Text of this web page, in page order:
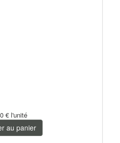
€ l'unité
au panier